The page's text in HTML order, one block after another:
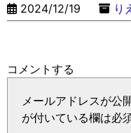
2024/12/19 り
コメントする
メールアドレスが公
が付いている欄は必